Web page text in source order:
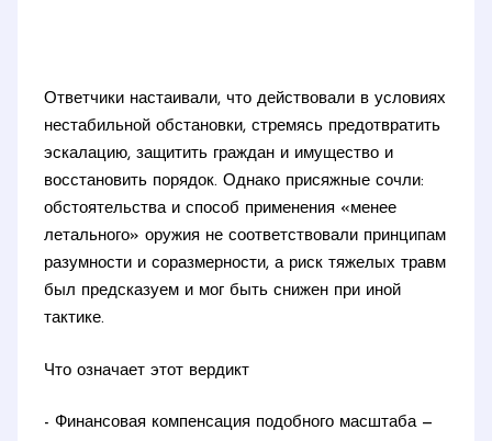
Ответчики настаивали, что действовали в условиях
нестабильной обстановки, стремясь предотвратить
эскалацию, защитить граждан и имущество и
восстановить порядок. Однако присяжные сочли:
обстоятельства и способ применения «менее
летального» оружия не соответствовали принципам
разумности и соразмерности, а риск тяжелых травм
был предсказуем и мог быть снижен при иной
тактике.
Что означает этот вердикт
- Финансовая компенсация подобного масштаба —